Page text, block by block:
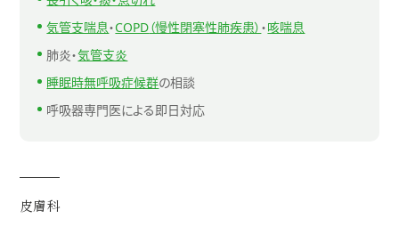
気管支喘息・COPD（慢性閉塞性肺疾患） ・咳喘息
肺炎・気管支炎
睡眠時無呼吸症候群の相談
呼吸器専門医による即日対応
皮膚科